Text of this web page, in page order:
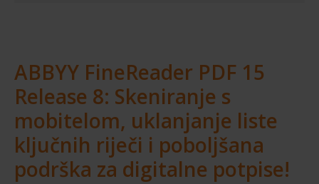
ABBYY FineReader PDF 15
Release 8: Skeniranje s
mobitelom, uklanjanje liste
ključnih riječi i poboljšana
podrška za digitalne potpise!